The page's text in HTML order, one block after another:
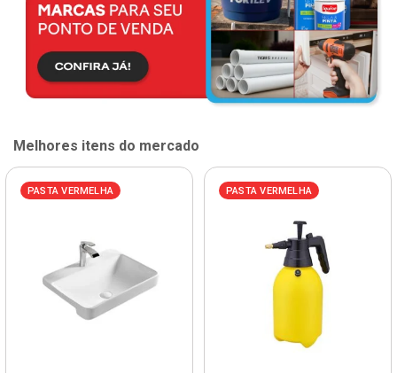
Melhores itens do mercado
PASTA VERMELHA PASTA VERMELHA